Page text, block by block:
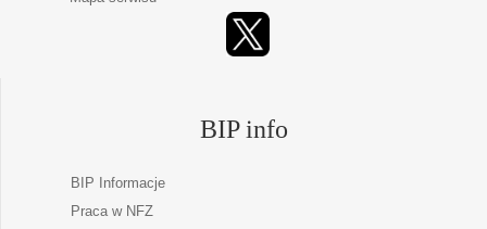
BIP info
BIP Informacje
Praca w NFZ